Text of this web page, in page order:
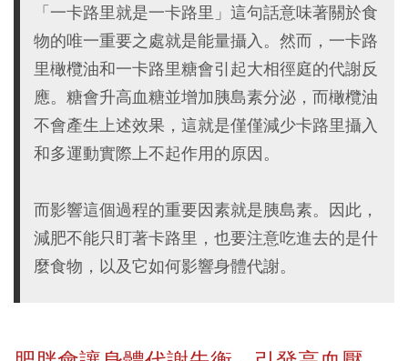
「一卡路里就是一卡路里」這句話意味著關於食
物的唯一重要之處就是能量攝入。然而，一卡路
里橄欖油和一卡路里糖會引起大相徑庭的代謝反
應。糖會升高血糖並增加胰島素分泌，而橄欖油
不會產生上述效果，這就是僅僅減少卡路里攝入
和多運動實際上不起作用的原因。
而影響這個過程的重要因素就是胰島素。因此，
減肥不能只盯著卡路里，也要注意吃進去的是什
麼食物，以及它如何影響身體代謝。